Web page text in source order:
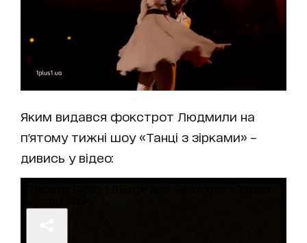
Яким видався фокстрот Людмили на
п'ятому тижні шоу «Танці з зірками» –
дивись у відео: